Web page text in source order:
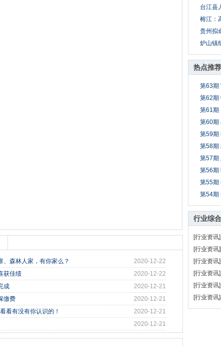
台江县
榕江：
贵州拟
炉山镇
热点推荐
第63期
第62期
第61期
第60期
第59期
第58期
第57期
第56期
第55期
第54期
行业综合
[行业资讯]
[行业资讯]
[行业资讯]
[行业资讯]
[行业资讯]
[行业资讯]
2020-12-22
森林人家，有你家么？
2020-12-22
获佳绩
2020-12-21
成
2020-12-21
缴费
2020-12-21
看有没有你认识的！
2020-12-21